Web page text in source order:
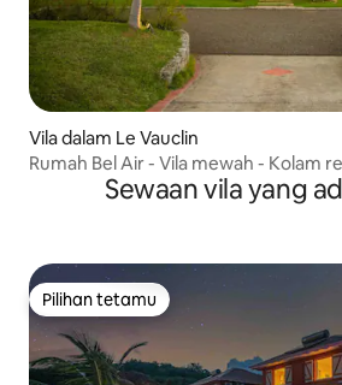
Vila dalam Le Vauclin
Rumah Bel Air - Vila mewah - Kolam
Sewaan vila yang
Pilihan tetamu
Pilihan tetamu